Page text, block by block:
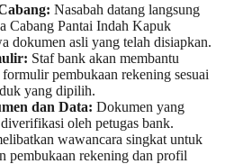
Nasabah datang langsung
Cabang Pantai Indah Kapuk
dokumen asli yang telah disiapkan.
Staf bank akan membantu
pembukaan rekening sesuai
yang dipilih.
dan Data: Dokumen yang
oleh petugas bank.
wawancara singkat untuk
pembukaan rekening dan profil